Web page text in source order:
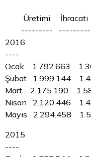
Üretimi İhracatı
--------- ----------
2016
----
Ocak 1.792.663
Şubat 1.999.144
Mart 2.175.190
Nisan 2.120.446
Mayıs 2.294.458
2015
----